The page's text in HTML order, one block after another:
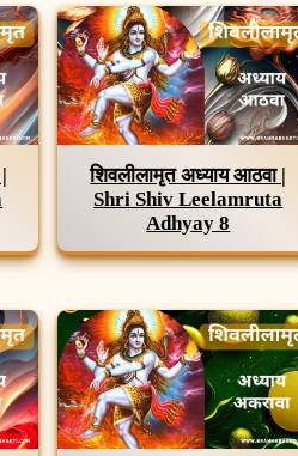
शिवलीलामृत अध्याय आठवा |
Shri Shiv Leelamruta
Adhyay 8